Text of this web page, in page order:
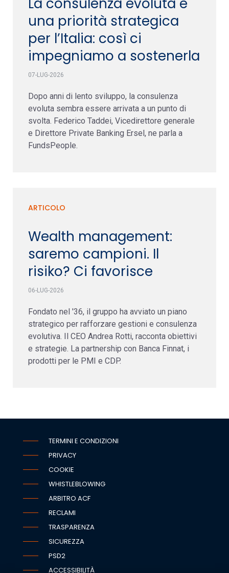
una priorità strategica
per l’Italia: così ci
impegniamo a sostenerla
07-LUG-2026
Dopo anni di lento sviluppo, la consulenza
evoluta sembra essere arrivata a un punto di
svolta. Federico Taddei, Vicedirettore generale
e Direttore Private Banking Ersel, ne parla a
FundsPeople.
ARTICOLO
Wealth management:
saremo campioni. Il
risiko? Ci favorisce
06-LUG-2026
Fondato nel '36, il gruppo ha avviato un piano
strategico per rafforzare gestioni e consulenza
evolutiva. Il CEO Andrea Rotti, racconta obiettivi
e strategie. La partnership con Banca Finnat, i
prodotti per le PMI e CDP.
TERMINI E CONDIZIONI
PRIVACY
COOKIE
WHISTLEBLOWING
ARBITRO ACF
RECLAMI
TRASPARENZA
SICUREZZA
PSD2
ACCESSIBILITÀ